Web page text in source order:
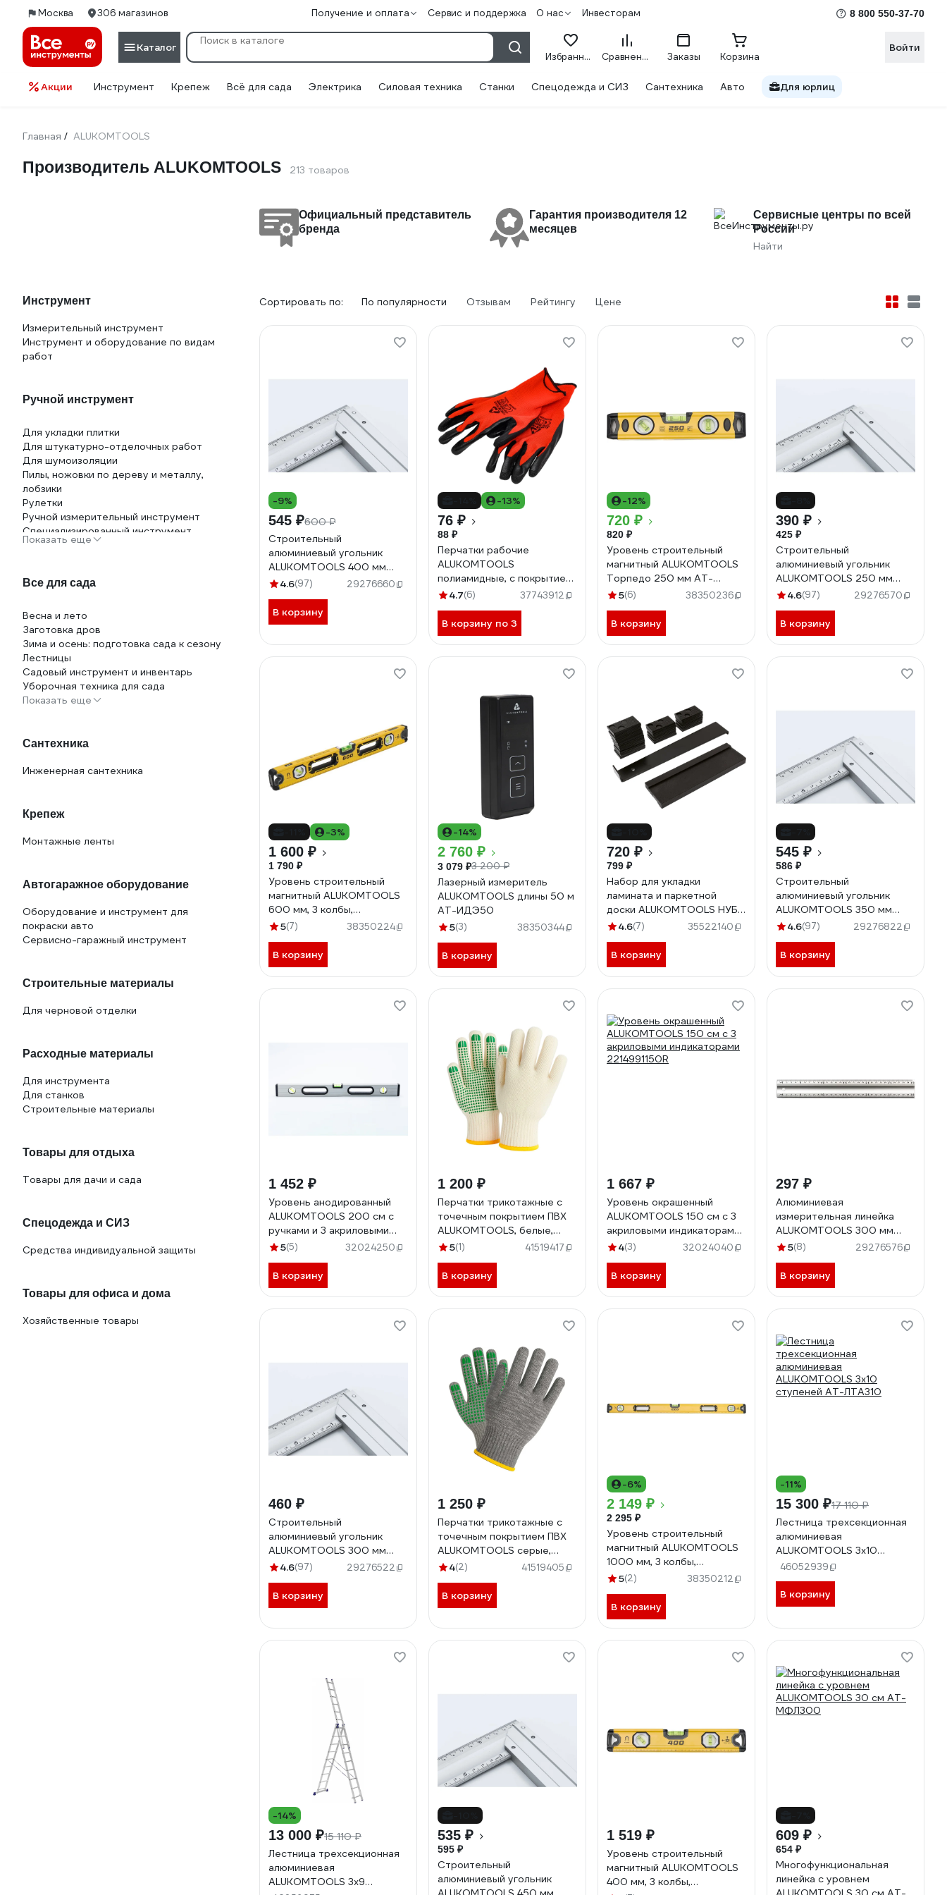
Москва 306 магазинов Получение и оплата Сервис и поддержка О нас Инвесторам 8 800 550-37-70
Каталог
Избранное Сравнение Заказы Корзина
Войти
Акции Инструмент Крепеж Всё для сада Электрика Силовая техника Станки Спецодежда и СИЗ Сантехника Авто Для юрлиц
Главная / ALUKOMTOOLS
Производитель ALUKOMTOOLS 213 товаров
Официальный представитель
бренда
Гарантия производителя 12
месяцев
Сервисные центры по всей
России
Найти
Инструмент
Измерительный инструмент
Инструмент и оборудование по видам
работ
Ручной инструмент
Для укладки плитки
Для штукатурно-отделочных работ
Для шумоизоляции
Пилы, ножовки по дереву и металлу,
лобзики
Рулетки
Ручной измерительный инструмент
Специализированный инструмент
Показать еще
Все для сада
Весна и лето
Заготовка дров
Зима и осень: подготовка сада к сезону
Лестницы
Садовый инструмент и инвентарь
Уборочная техника для сада
Показать еще
Сантехника
Инженерная сантехника
Крепеж
Монтажные ленты
Автогаражное оборудование
Оборудование и инструмент для
покраски авто
Сервисно-гаражный инструмент
Строительные материалы
Для черновой отделки
Расходные материалы
Для инструмента
Для станков
Строительные материалы
Товары для отдыха
Товары для дачи и сада
Спецодежда и СИЗ
Средства индивидуальной защиты
Товары для офиса и дома
Хозяйственные товары
Сортировать по: По популярности Отзывам Рейтингу Цене
-9%
545 ₽600 ₽
Строительный
алюминиевый угольник
ALUKOMTOOLS 400 мм
211513400A
4.6(97) 29276660
В корзину
-13%
76 ₽
88 ₽
Перчатки рабочие
ALUKOMTOOLS
полиамидные, с покрытием
из латекса, обливные
4.7(6) 37743912
В корзину по 3
-12%
720 ₽
820 ₽
Уровень строительный
магнитный ALUKOMTOOLS
Торпедо 250 мм АТ-
УС253М
5(6) 38350236
В корзину
390 ₽
425 ₽
Строительный
алюминиевый угольник
ALUKOMTOOLS 250 мм
211513250A
4.6(97) 29276570
В корзину
-3%
1 600 ₽
1 790 ₽
Уровень строительный
магнитный ALUKOMTOOLS
600 мм, 3 колбы,
зеркальный глазок АТ-
5(7) 38350224
В корзину
-14%
2 760 ₽
3 079 ₽3 200 ₽
Лазерный измеритель
ALUKOMTOOLS длины 50 м
АТ-ИДЭ50
5(3) 38350344
В корзину
720 ₽
799 ₽
Набор для укладки
ламината и паркетной
доски ALUKOMTOOLS НУБ -
014.6(7) 35522140
В корзину
545 ₽
586 ₽
Строительный
алюминиевый угольник
ALUKOMTOOLS 350 мм
211513350A
4.6(97) 29276822
В корзину
1 452 ₽
Уровень анодированный
ALUKOMTOOLS 200 см с
ручками и 3 акриловыми
индикаторами
5(5) 32024250
В корзину
1 200 ₽
Перчатки трикотажные с
точечным покрытием ПВХ
ALUKOMTOOLS, белые,
размер L 50 пар АТ-ХБ/50
5(1) 41519417
В корзину
1 667 ₽
Уровень окрашенный
ALUKOMTOOLS 150 см с 3
акриловыми индикаторами
2214991150R
4(3) 32024040
В корзину
297 ₽
Алюминиевая
измерительная линейка
ALUKOMTOOLS 300 мм
211551300S
5(8) 29276576
В корзину
460 ₽
Строительный
алюминиевый угольник
ALUKOMTOOLS 300 мм
211513300A
4.6(97) 29276522
В корзину
1 250 ₽
Перчатки трикотажные с
точечным покрытием ПВХ
ALUKOMTOOLS серые,
размер L 50 пар АТ-
4(2) 41519405
В корзину
-6%
2 149 ₽
2 295 ₽
Уровень строительный
магнитный ALUKOMTOOLS
1000 мм, 3 колбы,
зеркальный глазок АТ-
5(2) 38350212
В корзину
-11%
15 300 ₽17 110 ₽
Лестница трехсекционная
алюминиевая
ALUKOMTOOLS 3х10
ступеней АТ-ЛТА310
46052939
В корзину
-14%
13 000 ₽15 110 ₽
Лестница трехсекционная
алюминиевая
ALUKOMTOOLS 3х9
535 ₽
595 ₽
Строительный
алюминиевый угольник
1 519 ₽
Уровень строительный
магнитный ALUKOMTOOLS
400 мм, 3 колбы,
609 ₽
654 ₽
Многофункциональная
линейка с уровнем